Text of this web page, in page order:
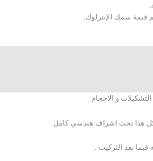
و الاحجام
كل هذا تحت اشراف هندسي كامل
فيما بعد التركيب .